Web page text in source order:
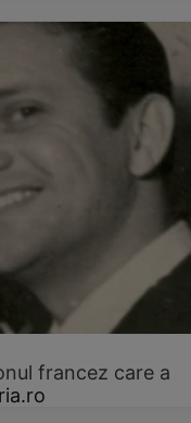
francez care a